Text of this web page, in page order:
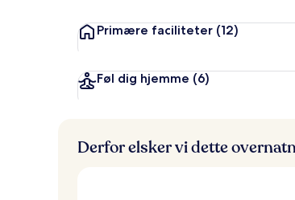
Primære faciliteter (12)
Føl dig hjemme (6)
Derfor elsker vi dette